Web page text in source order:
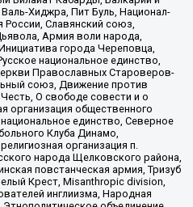
Хиджра, Пит Буль, Национал-
России, Славянский союз,
Армия воли народа,
города Череповца,
национальное единство,
Православных Староверов-
союз, Движение против
О свободе совести и о
организация общественного
единство, Северное
Клуба Динамо,
организация п.
народа Щелковского района,
повстанческая армия, Тризуб
Крест, Misanthropic division,
инглиизма, Народная